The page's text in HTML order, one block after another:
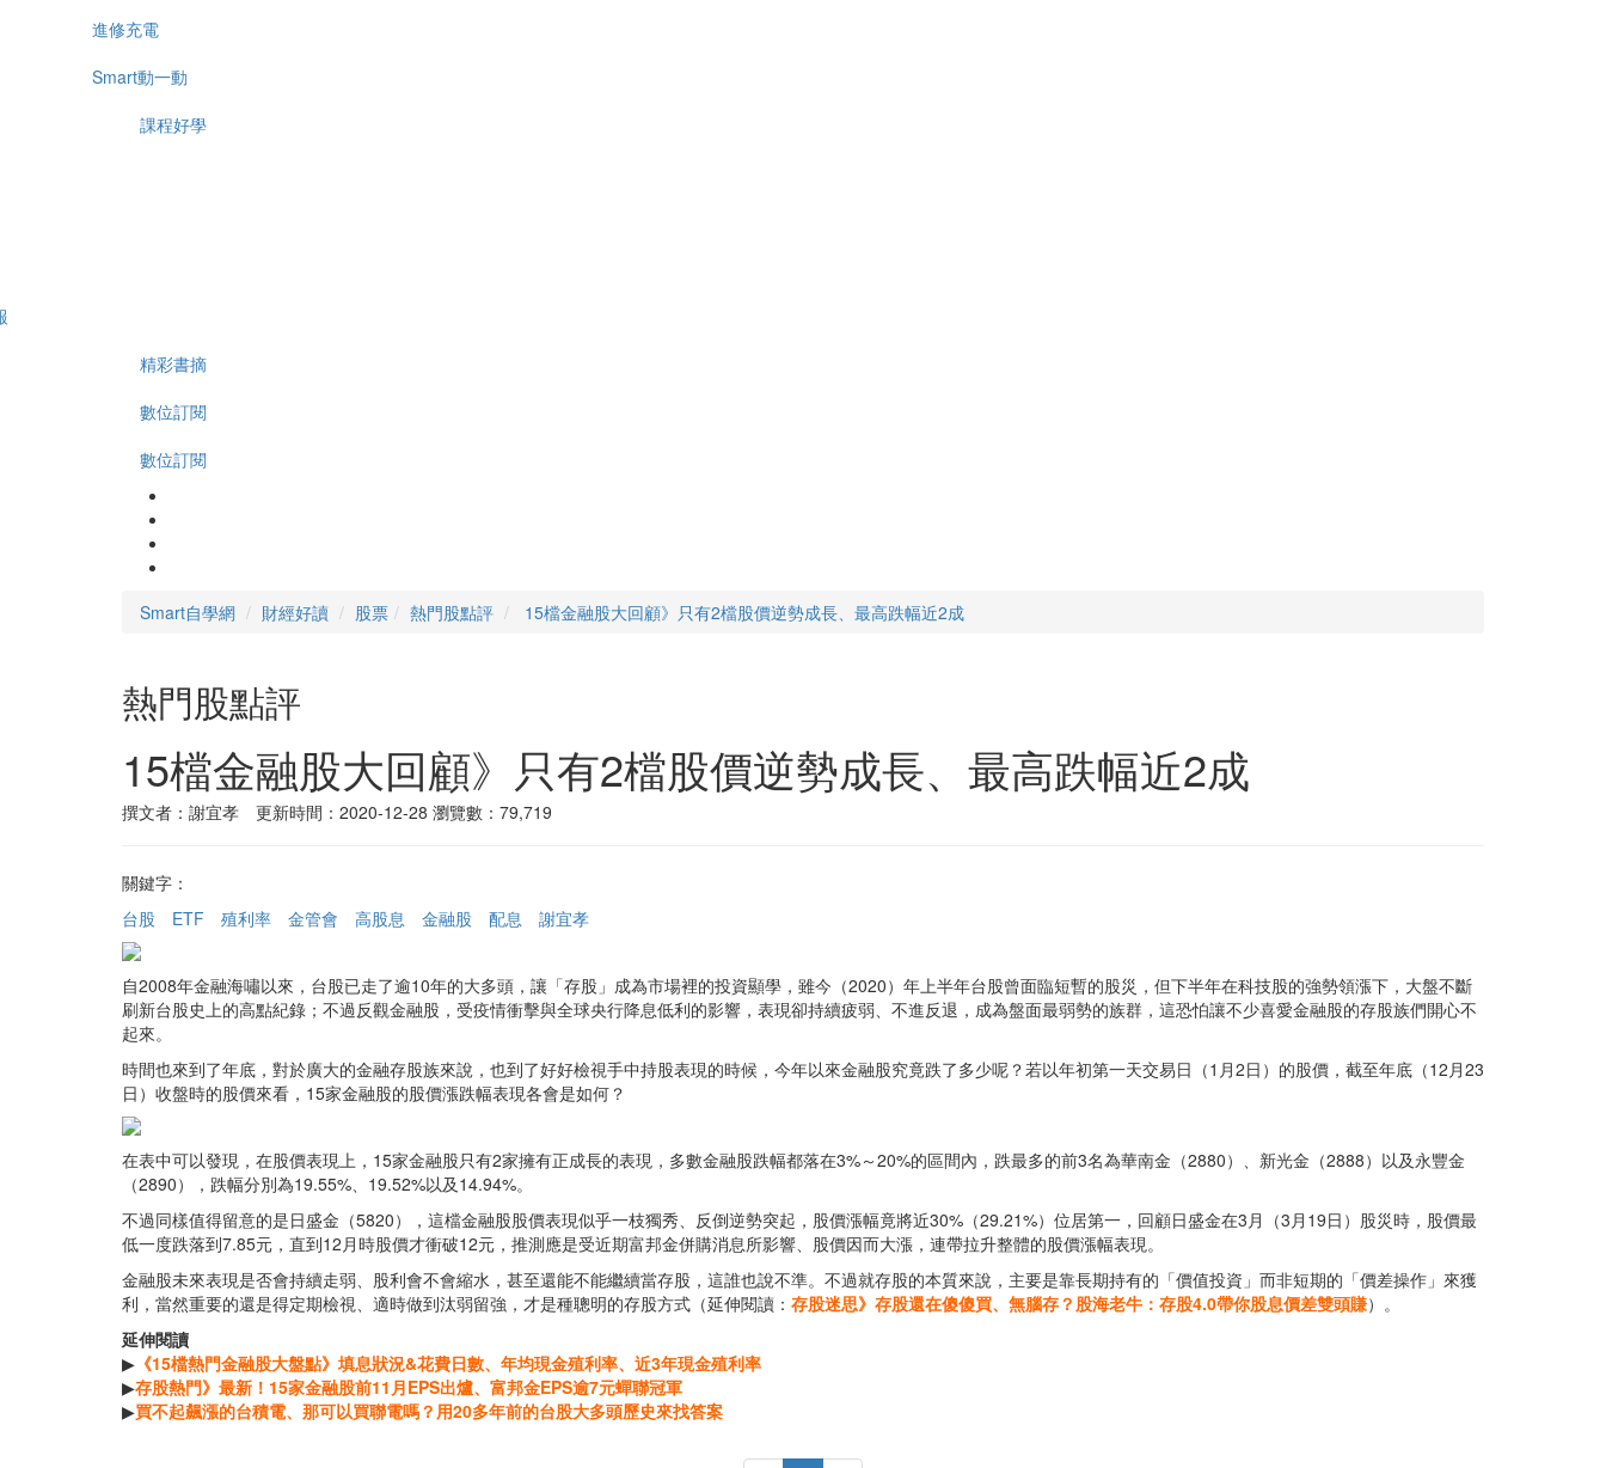
進修充電
Smart動一動
課程好學
精彩書摘
數位訂閱
數位訂閱
Smart自學網 財經好讀 股票 熱門股點評 15檔金融股大回顧》只有2檔股價逆勢成長、最高跌幅近2成
熱門股點評
15檔金融股大回顧》只有2檔股價逆勢成長、最高跌幅近2成
撰文者：謝宜孝 更新時間：2020-12-28 瀏覽數：79,719
關鍵字：
台股
ETF 殖利率 金管會 高股息 金融股 配息 謝宜孝
自2008年金融海嘯以來，台股已走了逾10年的大多頭，讓「存股」成為市場裡的投資顯學，雖今（2020）年上半年台股曾面臨短暫的股災，但下半年在科技股的強勢領漲下，大盤不斷
刷新台股史上的高點紀錄；不過反觀金融股，受疫情衝擊與全球央行降息低利的影響，表現卻持續疲弱、不進反退，成為盤面最弱勢的族群，這恐怕讓不少喜愛金融股的存股族們開心不
起來。
時間也來到了年底，對於廣大的金融存股族來說，也到了好好檢視手中持股表現的時候，今年以來金融股究竟跌了多少呢？若以年初第一天交易日（1月2日）的股價，截至年底（12月23
日）收盤時的股價來看，15家金融股的股價漲跌幅表現各會是如何？
在表中可以發現，在股價表現上，15家金融股只有2家擁有正成長的表現，多數金融股跌幅都落在3%～20%的區間內，跌最多的前3名為華南金（2880）、新光金（2888）以及永豐金
（2890），跌幅分別為19.55%、19.52%以及14.94%。
不過同樣值得留意的是日盛金（5820），這檔金融股股價表現似乎一枝獨秀、反倒逆勢突起，股價漲幅竟將近30%（29.21%）位居第一，回顧日盛金在3月（3月19日）股災時，股價最
低一度跌落到7.85元，直到12月時股價才衝破12元，推測應是受近期富邦金併購消息所影響、股價因而大漲，連帶拉升整體的股價漲幅表現。
金融股未來表現是否會持續走弱、股利會不會縮水，甚至還能不能繼續當存股，這誰也說不準。不過就存股的本質來說，主要是靠長期持有的「價值投資」而非短期的「價差操作」來獲
利，當然重要的還是得定期檢視、適時做到汰弱留強，才是種聰明的存股方式（延伸閱讀： 存股迷思》存股還在傻傻買、無腦存？股海老牛：存股4.0帶你股息價差雙頭賺）。
延伸閱讀
▶ 《15檔熱門金融股大盤點》填息狀況&花費日數、年均現金殖利率、近3年現金殖利率
▶存股熱門》最新！15家金融股前11月EPS出爐、富邦金EPS逾7元蟬聯冠軍
▶買不起飆漲的台積電、那可以買聯電嗎？用20多年前的台股大多頭歷史來找答案